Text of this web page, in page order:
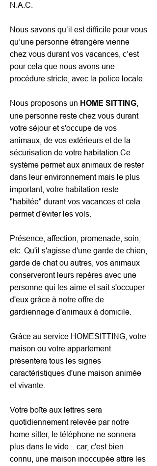
N.A.C.
Nous savons qu’il est difficile pour vous
qu’une personne étrangère vienne
chez vous durant vos vacances, c’est
pour cela que nous avons une
procédure stricte, avec la police locale.
Nous proposons un HOME SITTING
une personne reste chez vous durant
votre séjour et s'occupe de vos
animaux, de vos extérieurs et de la
sécurisation de votre habitation. Ce
système permet aux animaux de rester
dans leur environnement mais le plus
important, votre habitation reste
"habitée" durant vos vacances et cela
permet d'éviter les vols.
Présence, affection, promenade, soin,
etc. Qu'il s'agisse d'une garde de chien,
garde de chat ou autres, vos animaux
conserveront leurs repères avec une
personne qui les aime et sait s'occuper
d'eux grâce à notre offre de
gardiennage d'animaux à domicile.
Grâce au service HOMESITTING, votre
maison ou votre appartement
présentera tous les signes
caractéristiques d'une maison animée
et vivante.
Votre boîte aux lettres sera
quotidiennement relevée par notre
home sitter, le téléphone ne sonnera
plus dans le vide... car, c'est bien
connu, une maison inoccupée attire les